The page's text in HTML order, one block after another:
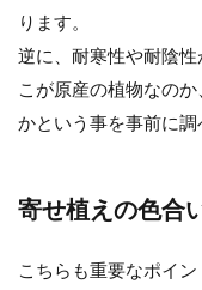
ります。
逆に、耐寒性や耐陰
こが原産の植物なの
かという事を事前に調
寄せ植えの色合
こちらも重要なポイン